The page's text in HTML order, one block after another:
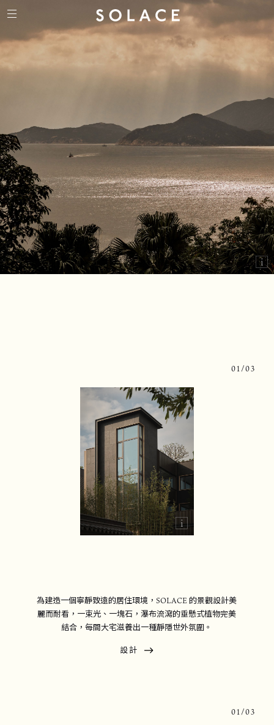
01/03
為建造一個寧靜致遠的居住環境，SOLACE 的景觀設計美
麗而耐看，一束光、一塊石，瀑布流瀉的垂懸式植物完美
結合，每間大宅滋養出一種靜隱世外氛圍。
設計
01/03